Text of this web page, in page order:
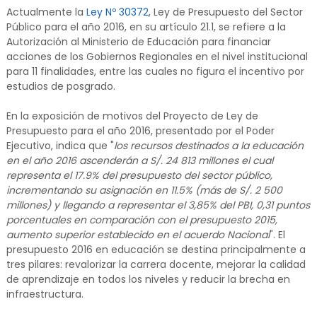
Actualmente la Ley Nº 30372, Ley de Presupuesto del Sector
Público para el año 2016, en su artículo 21.1, se refiere a la
Autorización al Ministerio de Educación para financiar
acciones de los Gobiernos Regionales en el nivel institucional
para 11 finalidades, entre las cuales no figura el incentivo por
estudios de posgrado.
En la exposición de motivos del Proyecto de Ley de
Presupuesto para el año 2016, presentado por el Poder
Ejecutivo, indica que "los recursos destinados a la educación
en el año 2016 ascenderán a S/. 24 813 millones el cual
representa el 17.9% del presupuesto del sector público,
incrementando su asignación en 11.5% (más de S/. 2 500
millones) y llegando a representar el 3,85% del PBI, 0,31 puntos
porcentuales en comparación con el presupuesto 2015,
aumento superior establecido en el acuerdo Nacional". El
presupuesto 2016 en educación se destina principalmente a
tres pilares: revalorizar la carrera docente, mejorar la calidad
de aprendizaje en todos los niveles y reducir la brecha en
infraestructura.